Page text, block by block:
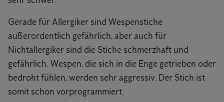
Gerade für Allergiker sind Wespenstiche
außerordentlich gefährlich, aber auch für
Nichtallergiker sind die Stiche schmerzhaft und
gefährlich. Wespen, die sich in die Enge getrieben oder
bedroht fühlen, werden sehr aggressiv. Der Stich ist
somit schon vorprogrammiert.